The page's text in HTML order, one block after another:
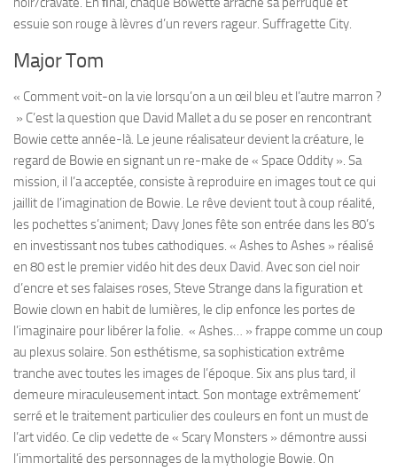
essuie son rouge à lèvres d’un revers rageur. Suffragette City.
Major Tom
« Comment voit-on la vie lorsqu’on a un œil bleu et l’autre marron ?
» C’est la question que David Mallet a du se poser en rencontrant
Bowie cette année-là. Le jeune réalisateur devient la créature, le
regard de Bowie en signant un re-make de « Space Oddity ». Sa
mission, il l’a acceptée, consiste à reproduire en images tout ce qui
jaillit de l’imagination de Bowie. Le rêve devient tout à coup réalité,
les pochettes s’animent; Davy Jones fête son entrée dans les 80’s
en investissant nos tubes cathodiques. « Ashes to Ashes » réalisé
en 80 est le premier vidéo hit des deux David. Avec son ciel noir
d’encre et ses falaises roses, Steve Strange dans la figuration et
Bowie clown en habit de lumières, le clip enfonce les portes de
l’imaginaire pour libérer la folie. « Ashes… » frappe comme un coup
au plexus solaire. Son esthétisme, sa sophistication extrême
tranche avec toutes les images de l’époque. Six ans plus tard, il
demeure miraculeusement intact. Son montage extrêmement‘
serré et le traitement particulier des couleurs en font un must de
l’art vidéo. Ce clip vedette de « Scary Monsters » démontre aussi
l’immortalité des personnages de la mythologie Bowie. On